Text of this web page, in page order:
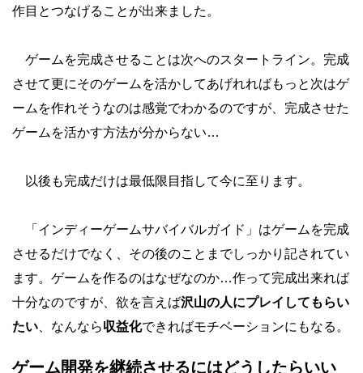
作目とつなげることが出来ました。
ゲームを完成させることは次へのスタートライン。完成
させて更にそのゲームを活かしてあげれればもっと次はゲ
ームを作れそうなのは感覚でわかるのですが、完成させた
ゲームを活かす方法が分からない…
以後も完成だけは最低限目指して今に至ります。
「インディーゲームサバイバルガイド」はゲームを完成
させるだけでなく、その後のことまでしっかり記されてい
ます。ゲームを作るのはなぜなのか…作って完成出来れば
十分なのですが、欲を言えば沢山の人にプレイしてもらい
たい 、なんなら収益化できればモチベーションにもなる。
ゲーム開発を継続させるにはどうしたらいい